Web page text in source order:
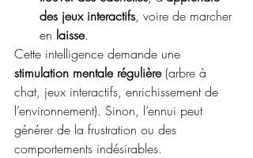
des jeux interactifs, voire de marcher
en laisse.
Cette intelligence demande une
stimulation mentale régulière (arbre à
chat, jeux interactifs, enrichissement de
l’environnement). Sinon, l’ennui peut
générer de la frustration ou des
comportements indésirables.